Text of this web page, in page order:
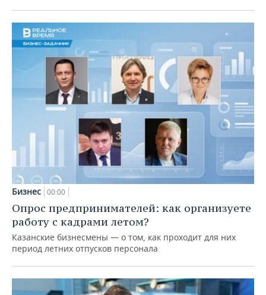
Бизнес 00:00
Опрос предпринимателей: как организуете
работу с кадрами летом?
Казанские бизнесмены — о том, как проходит для них
период летних отпусков персонала